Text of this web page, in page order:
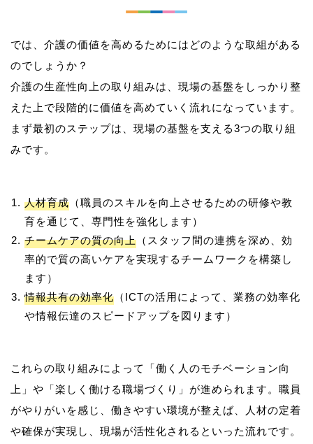
では、介護の価値を高めるためにはどのような取組がある
のでしょうか？
介護の生産性向上の取り組みは、現場の基盤をしっかり整
えた上で段階的に価値を高めていく流れになっています。
まず最初のステップは、現場の基盤を支える3つの取り組
人材育成 （職員のスキルを向上させるための研修や教
育を通じて、専門性を強化します）
チームケアの質の向上 （スタッフ間の連携を深め、効
率的で質の高いケアを実現するチームワークを構築し
ます）
情報共有の効率化 （ICTの活用によって、業務の効率化
や情報伝達のスピードアップを図ります）
これらの取り組みによって「働く人のモチベーション向
上」や「楽しく働ける職場づくり」が進められます。職員
がやりがいを感じ、働きやすい環境が整えば、人材の定着
や確保が実現し、現場が活性化されるといった流れです。